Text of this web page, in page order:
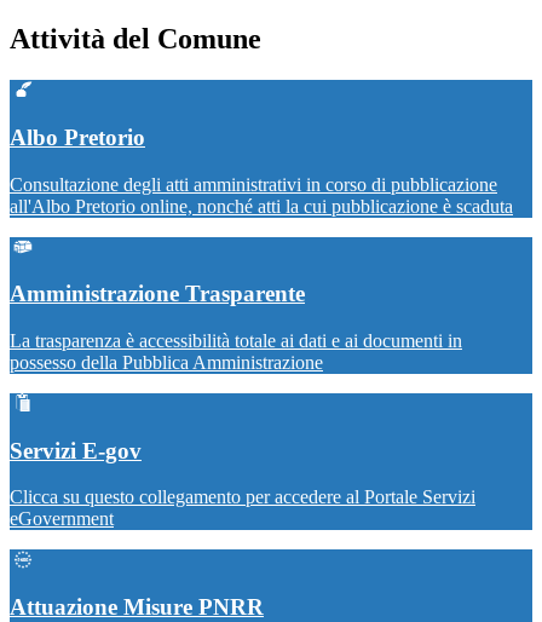
Attività del Comune
Albo Pretorio
Consultazione degli atti amministrativi in corso di pubblicazione
all'Albo Pretorio online, nonché atti la cui pubblicazione è scaduta
Amministrazione Trasparente
La trasparenza è accessibilità totale ai dati e ai documenti in
possesso della Pubblica Amministrazione
Servizi E-gov
Clicca su questo collegamento per accedere al Portale Servizi
eGovernment
Attuazione Misure PNRR